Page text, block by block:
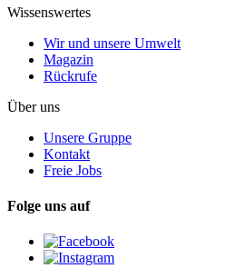
Wissenswertes
Wir und unsere Umwelt
Magazin
Rückrufe
Über uns
Unsere Gruppe
Kontakt
Freie Jobs
Folge uns auf